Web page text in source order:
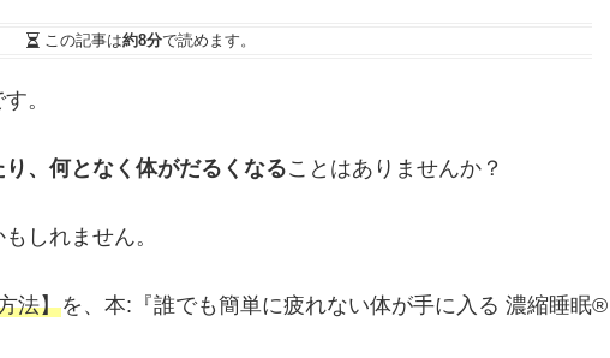
この記事は約8分で読めます。
。
、何となく体がだるくなることはありませんか？
しれません。
法】を、本:『誰でも簡単に疲れない体が手に入る 濃縮睡眠®